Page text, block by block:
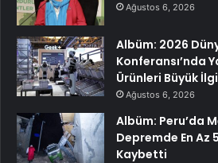
Ağustos 6, 2026
Albüm: 2026
Konferansı’nda
Ürünleri Büyük
Ağustos 6, 2026
Albüm: Peru’da
Depremde En Az
Kaybetti